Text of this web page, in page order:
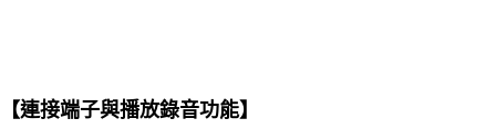
【連接端子與播放錄音功能】